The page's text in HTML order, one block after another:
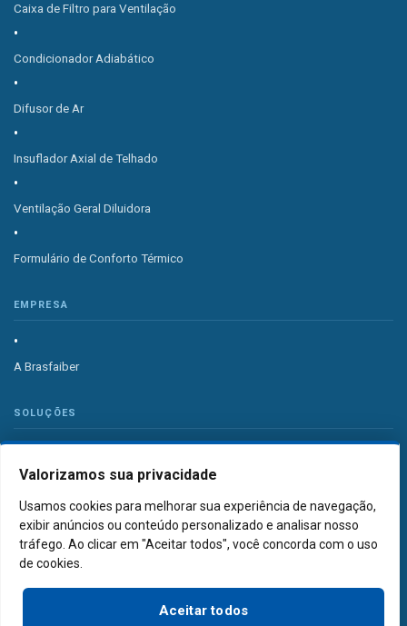
Valorizamos sua privacidade
Usamos cookies para melhorar sua experiência de navegação,
exibir anúncios ou conteúdo personalizado e analisar nosso
tráfego. Ao clicar em "Aceitar todos", você concorda com o uso
de cookies.
Aceitar todos
Caixa de Filtro para Ventilação
Condicionador Adiabático
Difusor de Ar
Insuflador Axial de Telhado
Ventilação Geral Diluidora
Formulário de Conforto Térmico
EMPRESA
A Brasfaiber
SOLUÇÕES
Sistema de Ventilação Industrial
Sistema de Exaustão Industrial
PORTFÓLIO